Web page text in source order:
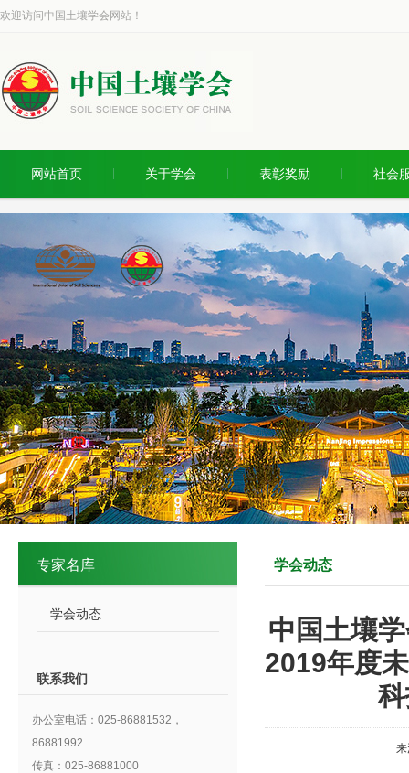
欢迎访问中国土壤学会网站！
网站首页 关于学会 表彰奖励 社会
专家名库
学会动态
联系我们
办公室电话：025-86881532，
86881992
传真：025-86881000
学会动态
中国土壤
2019年度